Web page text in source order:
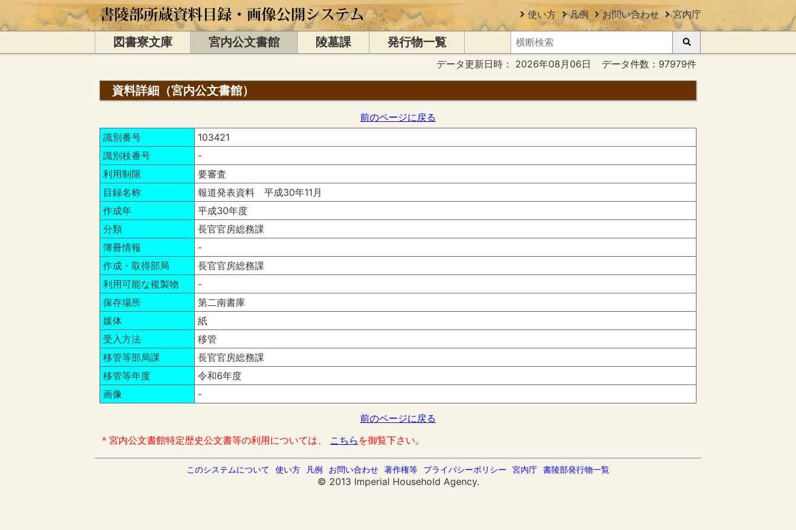
使い方 凡例 お問い合わせ 宮内庁
図書寮文庫 宮内公文書館 陵墓課 発行物一覧
データ更新日時： 2026年08月06日 データ件数：97979件
資料詳細（宮内公文書館）
前のページに戻る
識別番号
103421
識別枝番号
-
利用制限
要審査
目録名称
報道発表資料 平成30年11月
作成年
平成30年度
分類
長官官房総務課
簿冊情報
-
作成・取得部局
長官官房総務課
利用可能な複製物
-
保存場所
第二南書庫
媒体
紙
受入方法
移管
移管等部局課
長官官房総務課
移管等年度
令和6年度
画像
-
前のページに戻る
＊宮内公文書館特定歴史公文書等の利用については、 こちら を御覧下さい。
このシステムについて 使い方 凡例 お問い合わせ 著作権等 プライバシーポリシー 宮内庁 書陵部発行物一覧
© 2013 Imperial Household Agency.